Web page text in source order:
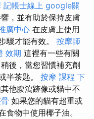
記帳士線上 google關
，並有助於保持皮膚
廣中心 在皮膚上使用
驟才能有效。 按摩師
效期 這裡有一些有關
後，當您習慣補充劑
半茶匙。 按摩 課程 下
他腹瀉跡像或貓中不
如果您的貓有超重或
食物中使用椰子油。